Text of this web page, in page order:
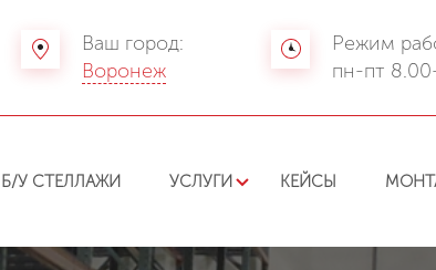
Ваш город:
Воронеж
Режим
пн-пт
Б/У СТЕЛЛАЖИ УСЛУГИ КЕЙСЫ